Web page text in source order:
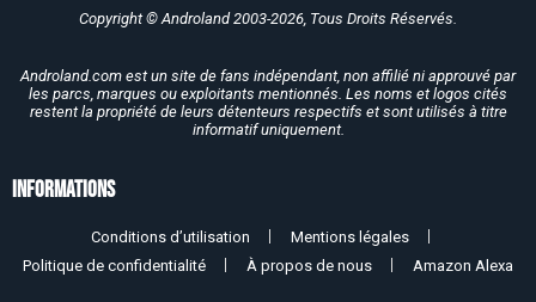
Copyright © Androland 2003-2026, Tous Droits Réservés.
Androland.com est un site de fans indépendant, non affilié ni approuvé par
les parcs, marques ou exploitants mentionnés. Les noms et logos cités
restent la propriété de leurs détenteurs respectifs et sont utilisés à titre
informatif uniquement.
Informations
Conditions d’utilisation
Mentions légales
Politique de confidentialité
À propos de nous Amazon Alexa